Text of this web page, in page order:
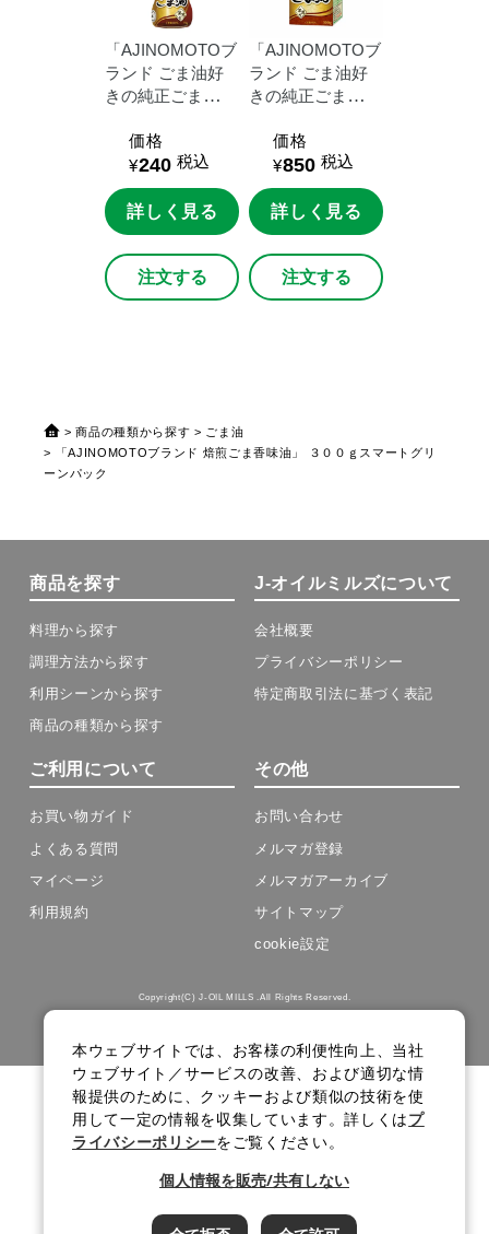
「AJINOMOTOブ
ランド ごま油好
きの純正ごま
価格
¥240 税込
詳しく見る
注文する
「AJINOMOTOブ
ランド ごま油好
きの純正ごま
マートグリーンパ
ック
価格
¥850 税込
詳しく見る
注文する
商品の種類から探す
ごま油
「AJINOMOTOブランド 焙煎ごま香味油」 ３００ｇスマートグリ
ーンパック
商品を探す
料理から探す
調理方法から探す
利用シーンから探す
商品の種類から探す
J-オイルミルズについて
会社概要
プライバシーポリシー
特定商取引法に基づく表記
ご利用について
お買い物ガイド
よくある質問
マイページ
利用規約
その他
お問い合わせ
メルマガ登録
メルマガアーカイブ
サイトマップ
cookie設定
Copyright(C) J-OIL MILLS .All Rights Reserved.
本ウェブサイトでは、お客様の利便性向上、当社
ウェブサイト／サービスの改善、および適切な情
報提供のために、クッキーおよび類似の技術を使
用して一定の情報を収集しています。詳しくはプ
ライバシーポリシーをご覧ください。
個人情報を販売/共有しない